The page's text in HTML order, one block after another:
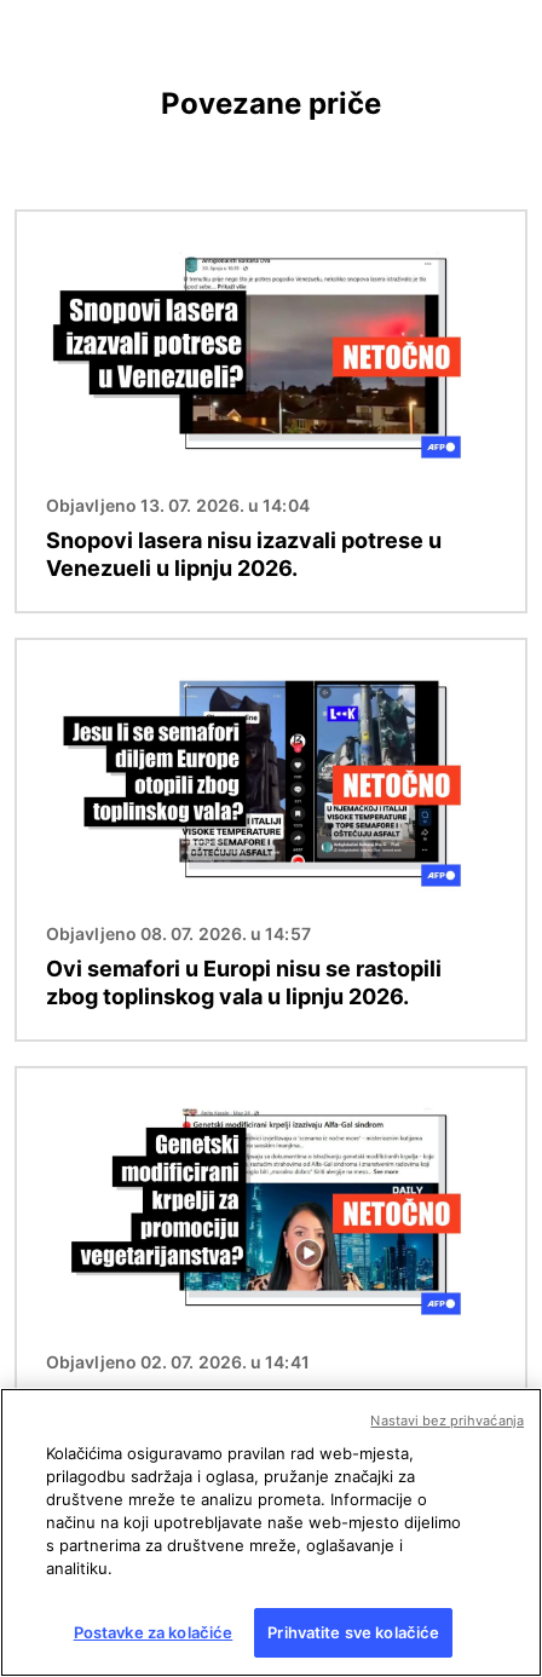
Povezane priče
Objavljeno 13. 07. 2026. u 14:04
Snopovi lasera nisu izazvali potrese u
Venezueli u lipnju 2026.
Objavljeno 08. 07. 2026. u 14:57
Ovi semafori u Europi nisu se rastopili
zbog toplinskog vala u lipnju 2026.
Objavljeno 02. 07. 2026. u 14:41
Najezda krpelja Lone star u Sjevernoj
Americi potiče teorije zavjere o 'klimatskoj
agendi'
Slika
Kolačićima osiguravamo pravilan rad web-mjesta,
prilagodbu sadržaja i oglasa, pružanje značajki za
društvene mreže te analizu prometa. Informacije o
načinu na koji upotrebljavate naše web-mjesto dijelimo
s partnerima za društvene mreže, oglašavanje i
analitiku.
Postavke za kolačiće Prihvatite sve kolačiće
Nastavi bez prihvaćanja